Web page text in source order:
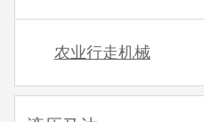
农业行走机械